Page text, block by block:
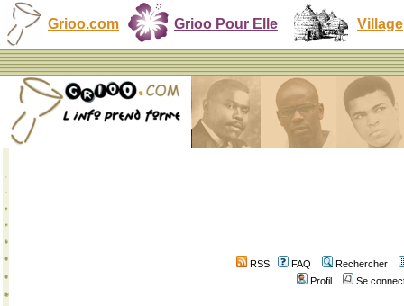
Grioo.com Grioo Pour Elle Village
RSS FAQ
Rechercher
Profil
Se